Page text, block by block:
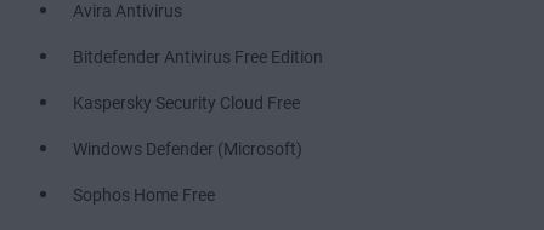
Avira Antivirus
Bitdefender Antivirus Free Edition
Kaspersky Security Cloud Free
Windows Defender (Microsoft)
Sophos Home Free